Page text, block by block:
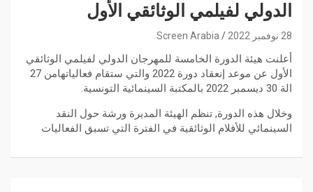
الدولي لفيلمي الوثائقي الأول
28 نوفمبر 2022 Screen Arabia
أعلنت هيئة الدورة الخامسة للمهرجان الدولي لفيلمي الوثائقي
الأول عن موعد إنعقاد دورة 2022 والتي ستقام فعالياتهامن 27
الة 30 ديسمبر 2022 بالمكتبة السينمائية التونسية.
وخلال هذه الدورة, تنظم الهيئة المديرة ورشة حول النقد
السينمائي للأفلام الوثائقية في الفترة التي تسبق الفعاليات